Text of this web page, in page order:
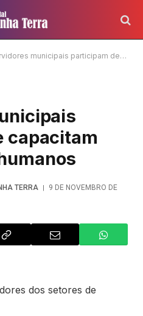
municipais participam de capacitam em recursos humanos
capacitam
TERRA
9 DE NOVEMBRO DE
dos setores de